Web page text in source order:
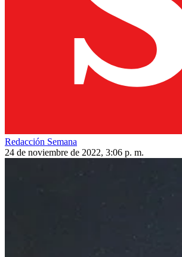
Redacción Semana
24 de noviembre de 2022, 3:06 p. m.